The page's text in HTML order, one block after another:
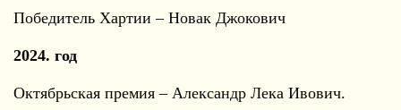
Победитель Хартии – Новак Джокович
2024. год
Октябрьская премия – Александр Лека Ивович.